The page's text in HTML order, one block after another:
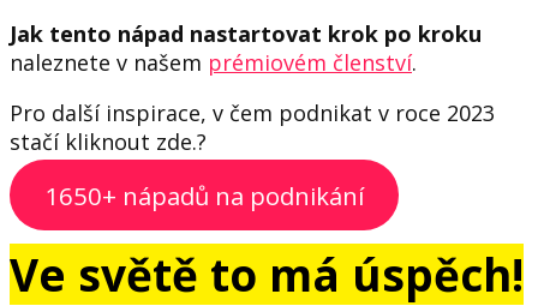
Jak tento nápad nastartovat krok po kroku
naleznete v našem prémiovém členství.
Pro další inspirace, v čem podnikat v roce 2023
stačí kliknout zde.?
1650+ nápadů na podnikání
Ve světě to má úspěch!